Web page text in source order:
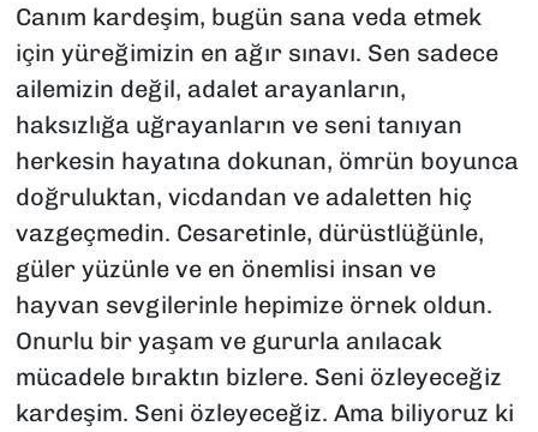
Canım kardeşim, bugün sana veda etmek
için yüreğimizin en ağır sınavı. Sen sadece
ailemizin değil, adalet arayanların,
haksızlığa uğrayanların ve seni tanıyan
herkesin hayatına dokunan, ömrün boyunca
doğruluktan, vicdandan ve adaletten hiç
vazgeçmedin. Cesaretinle, dürüstlüğünle,
güler yüzünle ve en önemlisi insan ve
hayvan sevgilerinle hepimize örnek oldun.
Onurlu bir yaşam ve gururla anılacak
mücadele bıraktın bizlere. Seni özleyeceğiz
kardeşim. Seni özleyeceğiz. Ama biliyoruz ki